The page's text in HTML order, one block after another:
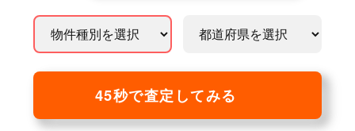
45秒で査定してみる